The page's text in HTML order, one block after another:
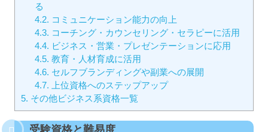
る
4.2. コミュニケーション能力の向上
4.3. コーチング・カウンセリング・セラピーに活用
4.4. ビジネス・営業・プレゼンテーションに応用
4.5. 教育・人材育成に活用
4.6. セルフブランディングや副業への展開
4.7. 上位資格へのステップアップ
5. その他ビジネス系資格一覧
受験資格と難易度